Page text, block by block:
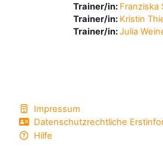
Trainer/in: Franziska
Trainer/in: Kristin
Trainer/in:Julia
Impressum
Datenschutzrechtliche
Hilfe